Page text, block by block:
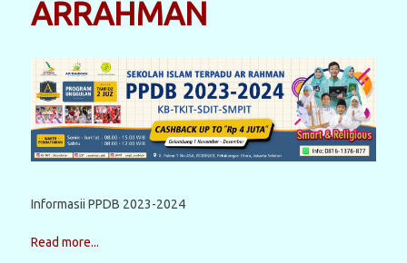
ARRAHMAN
Informasii PPDB 2023-2024
Read more...